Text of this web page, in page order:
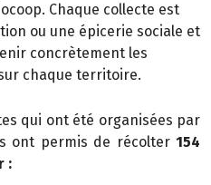
Chaque collecte est
ou une épicerie sociale et
concrètement les
chaque territoire.
qui ont été organisées par
ont permis de récolter 154
: